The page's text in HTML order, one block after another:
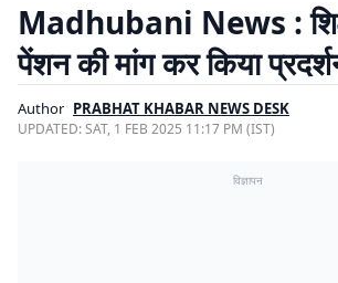
Madhubani News :
पेंशन की मांग कर किया
Author PRABHAT KHABAR NEWS DESK
UPDATED:SAT, 1 FEB 2025 11:17 PM (IST)
विज्ञापन